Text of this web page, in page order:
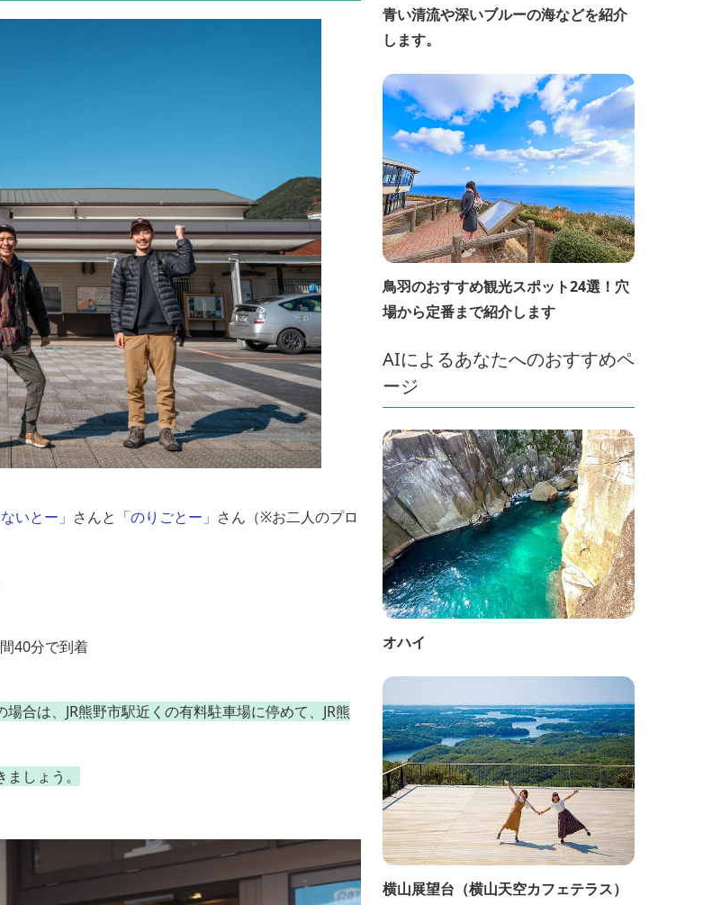
いとー」 さんと 「のりごとー」 さん（※お二人のプロ
40分で到着
合は、JR熊野市駅近くの有料駐車場に停めて、JR熊
しょう。
青い清流や深いブルーの海などを紹介
します。
鳥羽のおすすめ観光スポット24選！穴
場から定番まで紹介します
AIによるあなたへのおすすめペ
ージ
オハイ
横山展望台（横山天空カフェテラス）